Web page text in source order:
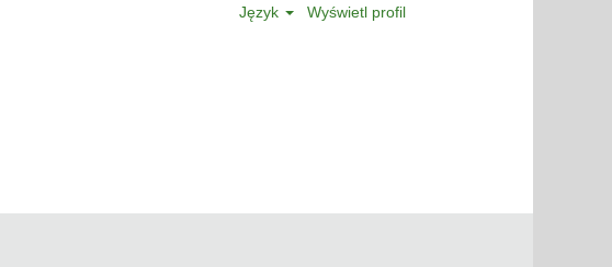
Język Wyświetl profil